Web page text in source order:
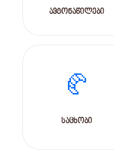
ავტონაწილები
🥐
საცხობი